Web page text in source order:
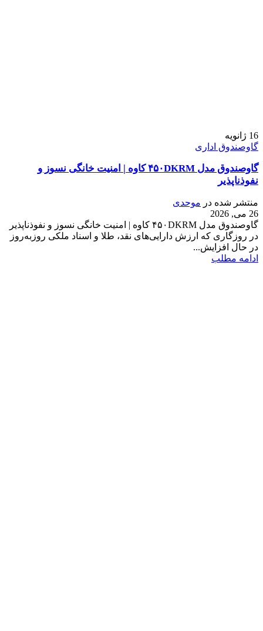
16 ژانویه
گاوصندوق اداری
گاوصندوق مدل ۴۵۰DKRM کاوه | امنیت خانگی نسوز و
نفوذناپذیر
منتشر شده در موحدی
26 می, 2026
گاوصندوق مدل ۴۵۰DKRM کاوه | امنیت خانگی نسوز و نفوذناپذیر
در روزگاری که ارزش دارایی‌های نقد، طلا و اسناد ملکی روز‌به‌روز
در حال افزایش...
ادامه مطلب